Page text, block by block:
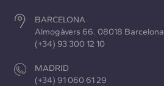
BARCELONA
Almogàvers 66. 08018 Barcelona
(+34) 93 300 12 10
MADRID
(+34) 91 060 61 29